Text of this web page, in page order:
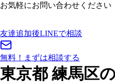
お気軽にお問い合わせください
友達追加後LINEで相談
無料！ まずは相談する
東京都 練馬区